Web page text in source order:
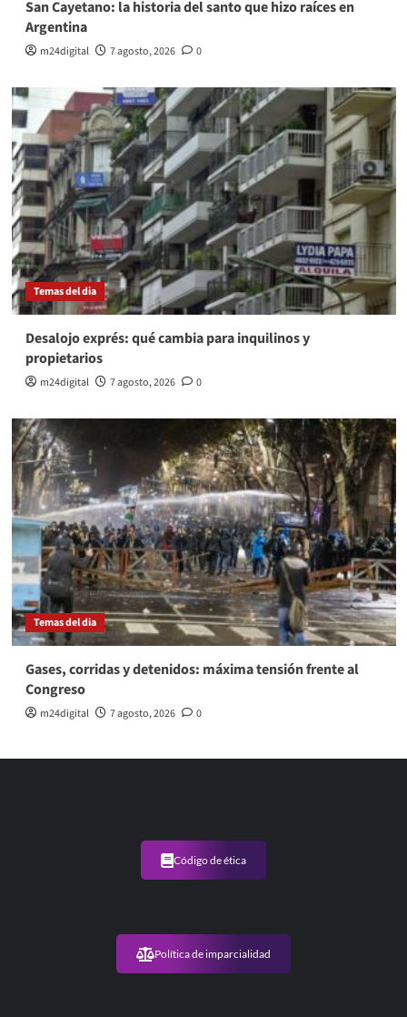
San Cayetano: la historia del santo que hizo raíces en
Argentina
m24digital 7 agosto, 2026 0
Temas del dia
Desalojo exprés: qué cambia para inquilinos y
propietarios
m24digital 7 agosto, 2026 0
Temas del dia
Gases, corridas y detenidos: máxima tensión frente al
Congreso
m24digital 7 agosto, 2026 0
Código de ética
Política de imparcialidad